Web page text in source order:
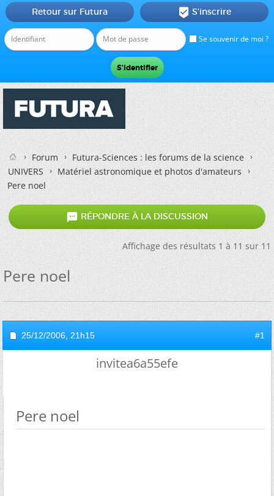
Se souvenir de moi ?
Retour sur Futura  S'inscrire
Forum
Futura-Sciences : les forums de la science
UNIVERS
Matériel astronomique et photos d'amateurs
Pere noel
 RÉPONDRE À LA DISCUSSION
Affichage des résultats 1 à 11 sur 11
Pere noel
25/12/2006, 21h15 #1
invitea6a55efe
Pere noel